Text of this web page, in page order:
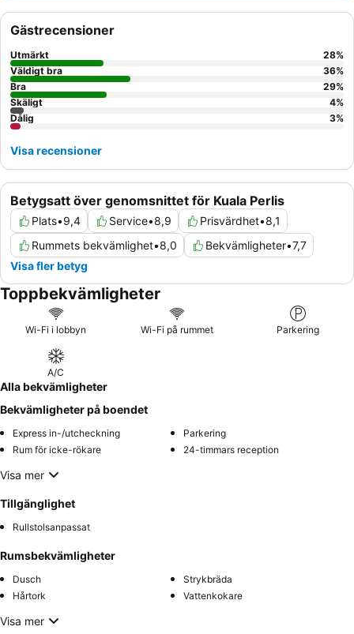
kvällscafé. För en lugnare upplevelse, överväg att be om ett rum
som inte vetter mot den livliga gatan.
Betygsatt över genomsnittet för Kuala Perlis
Plats•9,4 Service•8,9 Prisvärdhet•8,1
Rummets bekvämlighet•8,0 Bekvämligheter•7,7
Visa fler betyg
Gästrecensioner
Utmärkt 28%
Väldigt bra
36%
Bra
29%
Skäligt
4%
Dålig
3%
Visa recensioner
Toppbekvämligheter
Wi-Fi i lobbyn Wi-Fi på rummet Parkering
A/C
Alla bekvämligheter
Bekvämligheter på boendet
Express in-/utcheckning
Parkering
Rum för icke-rökare
24-timmars reception
Visa mer
Tillgänglighet
Rullstolsanpassat
Rumsbekvämligheter
Dusch
Strykbräda
Hårtork
Vattenkokare
Visa mer